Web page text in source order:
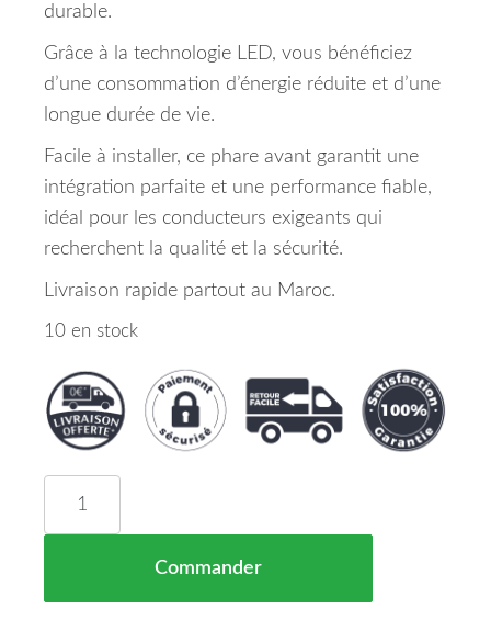
durable.
Grâce à la technologie LED, vous bénéficiez
d’une consommation d’énergie réduite et d’une
longue durée de vie.
Facile à installer, ce phare avant garantit une
intégration parfaite et une performance fiable,
idéal pour les conducteurs exigeants qui
recherchent la qualité et la sécurité.
Livraison rapide partout au Maroc.
10 en stock
Commander